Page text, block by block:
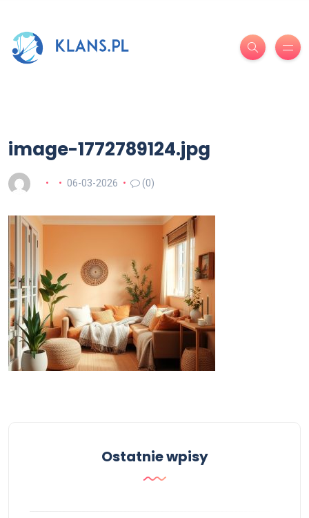
image-1772789124.jpg
06-03-2026 (0)
Ostatnie wpisy